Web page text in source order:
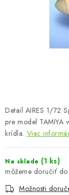
PRÍSLUŠENSTVO
FARBY &
VOUCHERS
PREDÁVANÉ
O Nás Moja
Detail AIRES 1/72
pre model TAMIYA
krídla. Viac
Na sklade (1 ks)
Možnosti